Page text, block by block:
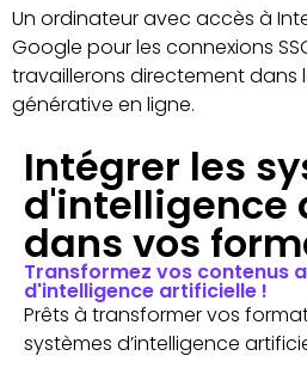
Un ordinateur avec accès à
Google pour les connexions
travaillerons directement dans
générative en ligne.
Intégrer les
d'intelligence
dans vos
Transformez vos contenus
d'intelligence artificielle !
Prêts à transformer vos
systèmes d’intelligence